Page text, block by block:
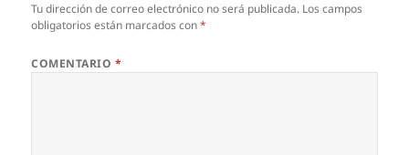
Tu dirección de correo electrónico no será publicada. Los campos
obligatorios están marcados con*
COMENTARIO *